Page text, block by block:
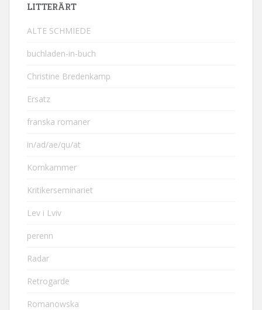
LITTERÄRT
ALTE SCHMIEDE
buchladen-in-buch
Christine Bredenkamp
Ersatz
franska romaner
in/ad/ae/qu/at
Kornkammer
Kritikerseminariet
Lev i Lviv
perenn
Radar
Retrogarde
Romanowska